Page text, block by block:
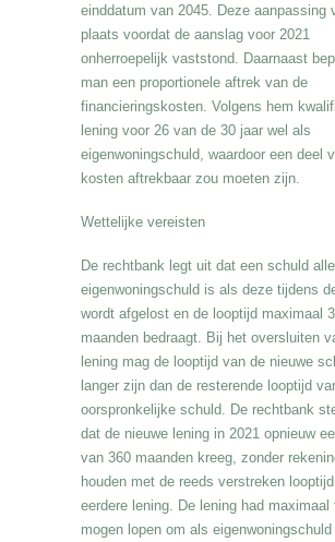
einddatum van 2045. Deze aanpassing
plaats voordat de aanslag voor 2021
onherroepelijk vaststond. Daarnaast
man een proportionele aftrek van de
financieringskosten. Volgens hem
lening voor 26 van de 30 jaar wel als
eigenwoningschuld, waardoor een deel
kosten aftrekbaar zou moeten zijn.
Wettelijke vereisten
De rechtbank legt uit dat een schuld
eigenwoningschuld is als deze tijdens
wordt afgelost en de looptijd maximaal
maanden bedraagt. Bij het oversluiten
lening mag de looptijd van de nieuwe
langer zijn dan de resterende looptijd
oorspronkelijke schuld. De rechtbank
dat de nieuwe lening in 2021 opnieuw
van 360 maanden kreeg, zonder
houden met de reeds verstreken
eerdere lening. De lening had maximaal
mogen lopen om als